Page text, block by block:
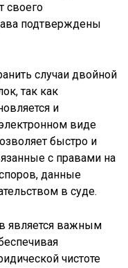
своего
подтверждены
случаи двойной
так как
и
виде
быстро и
с правами на
данные
в суде.
является важным
чистоте